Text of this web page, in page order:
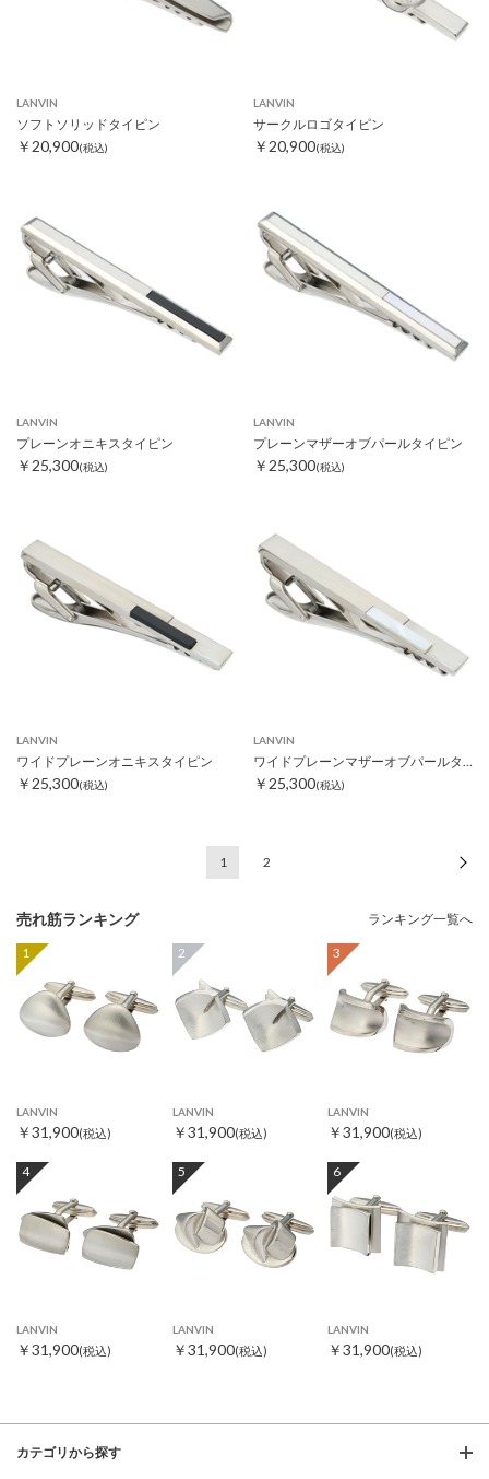
LANVIN
ソフトソリッドタイピン
￥20,900(税込)
LANVIN
サークルロゴタイピン
￥20,900(税込)
LANVIN
プレーンオニキスタイピン
￥25,300(税込)
LANVIN
プレーンマザーオブパールタイピン
￥25,300(税込)
LANVIN
ワイドプレーンオニキスタイピン
￥25,300(税込)
LANVIN
ワイドプレーンマザーオブパールタイピン
￥25,300(税込)
1 2
売れ筋ランキング ランキング一覧へ
1
LANVIN
￥31,900(税込)
2
LANVIN
￥31,900(税込)
3
LANVIN
￥31,900(税込)
4
LANVIN
￥31,900(税込)
5
LANVIN
￥31,900(税込)
6
LANVIN
￥31,900(税込)
カテゴリから探す